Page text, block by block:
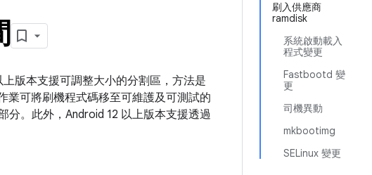
刷入供應商
ramdisk
系統啟動載入
程式變更
Fastbootd 變
更
司機異動
mkbootimg
SELinux 變更
版本支援可調整大小的分割區，方法是
可將刷機程式碼移至可維護及可測試的
。此外，Android 12 以上版本支援透過